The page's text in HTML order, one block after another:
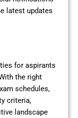
latest updates
for aspirants
the right
schedules,
criteria,
landscape